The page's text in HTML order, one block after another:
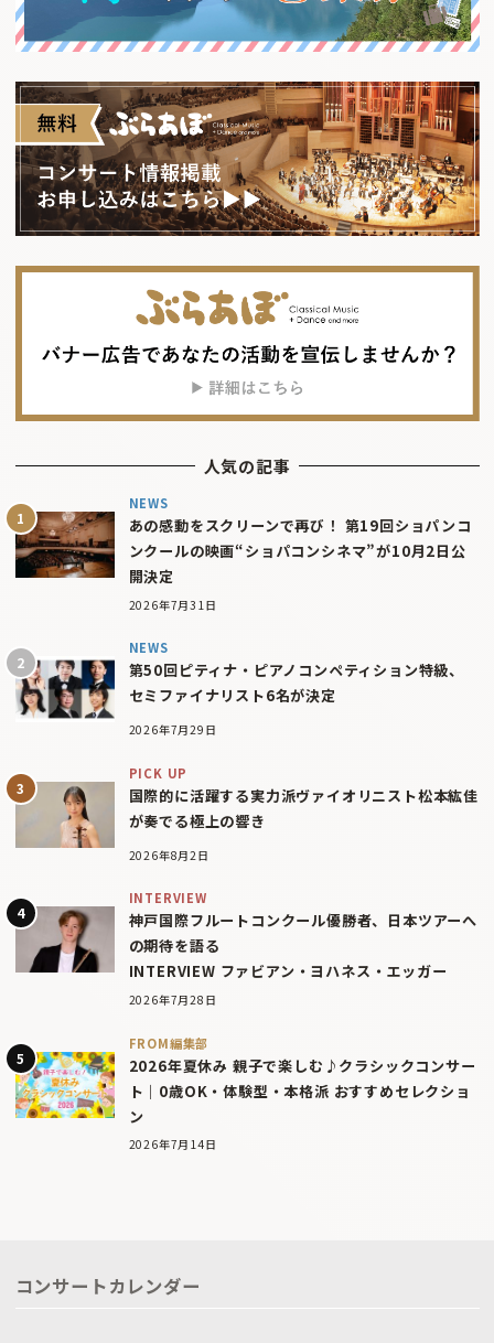
人気の記事
NEWS
あの感動をスクリーンで再び！ 第19回ショパンコ
ンクールの映画“ショパコンシネマ”が10月2日公
開決定
2026年7月31日
NEWS
第50回ピティナ・ピアノコンペティション特級、
セミファイナリスト6名が決定
2026年7月29日
PICK UP
国際的に活躍する実力派ヴァイオリニスト松本紘佳
が奏でる極上の響き
2026年8月2日
INTERVIEW
神戸国際フルートコンクール優勝者、日本ツアーへ
の期待を語る
INTERVIEW ファビアン・ヨハネス・エッガー
2026年7月28日
FROM編集部
2026年夏休み 親子で楽しむ♪クラシックコンサー
ト｜0歳OK・体験型・本格派 おすすめセレクショ
ン
2026年7月14日
コンサートカレンダー